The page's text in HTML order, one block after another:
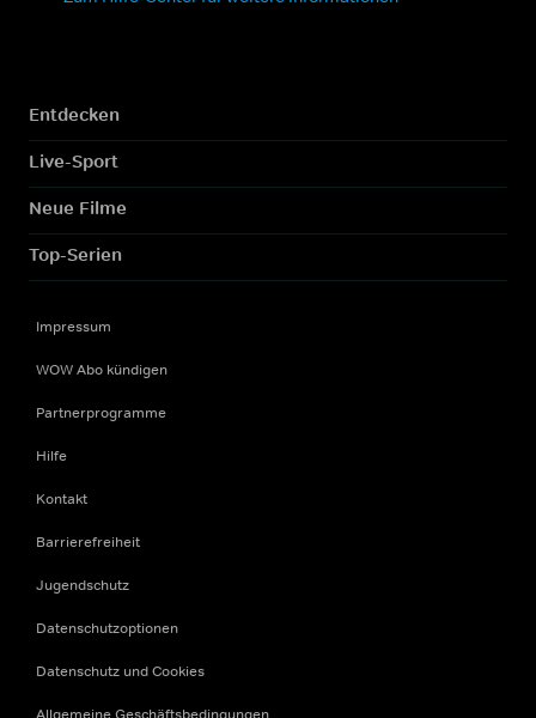
Entdecken
Live-Sport
Neue Filme
Top-Serien
Impressum
WOW Abo kündigen
Partnerprogramme
Hilfe
Kontakt
Barrierefreiheit
Jugendschutz
Datenschutzoptionen
Datenschutz und Cookies